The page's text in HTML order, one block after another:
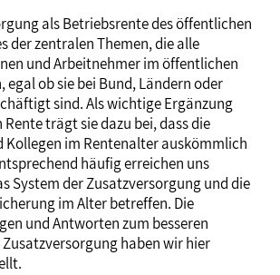
als Betriebsrente des öffentlichen
der zentralen Themen, die alle
und Arbeitnehmer im öffentlichen
egal ob sie bei Bund, Ländern oder
sind. Als wichtige Ergänzung
trägt sie dazu bei, dass die
Kollegen im Rentenalter auskömmlich
häufig erreichen uns
System der Zusatzversorgung und die
im Alter betreffen. Die
und Antworten zum besseren
haben wir hier